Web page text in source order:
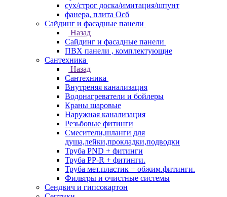
сух/строг доска/имитация/шпунт
фанера, плита Осб
Сайдинг и фасадные панели
Назад
Сайдинг и фасадные панели
ПВХ панели , комплектующие
Сантехника
Назад
Сантехника
Внутреняя канализация
Водонагреватели и бойлеры
Краны шаровые
Наружная канализация
Резьбовые фитинги
Смесители,шланги для
душа,лейки,прокладки,подводки
Труба PND + фитинги
Труба PP-R + фитинги.
Труба мет.пластик + обжим.фитинги.
Фильтры и очистные системы
Сендвич и гипсокартон